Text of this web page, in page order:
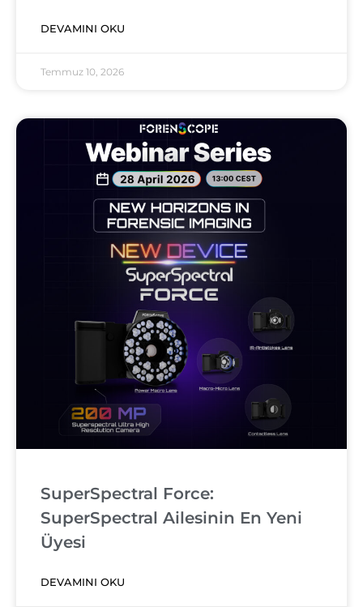
DEVAMINI OKU
Temmuz 10, 2026
SuperSpectral Force:
SuperSpectral Ailesinin En Yeni
Üyesi
DEVAMINI OKU